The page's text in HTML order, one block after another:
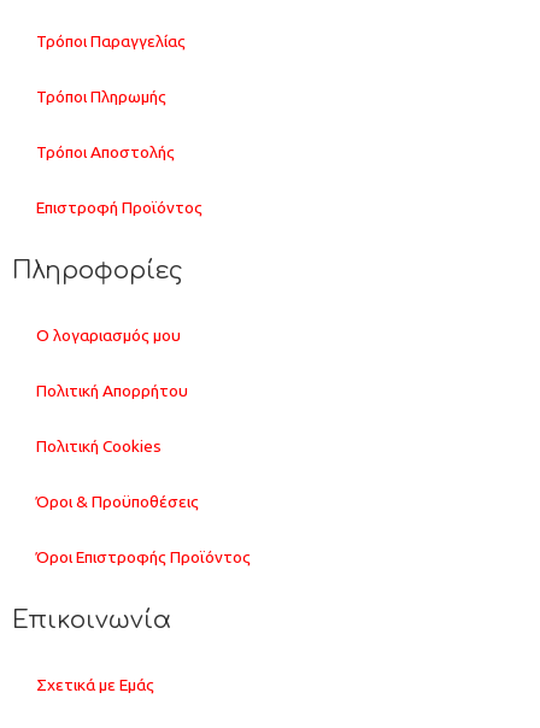
Τρόποι Παραγγελίας
Τρόποι Πληρωμής
Τρόποι Αποστολής
Επιστροφή Προϊόντος
Πληροφορίες
Ο λογαριασμός μου
Πολιτική Απορρήτου
Πολιτική Cookies
Όροι & Προϋποθέσεις
Όροι Επιστροφής Προϊόντος
Επικοινωνία
Σχετικά με Εμάς